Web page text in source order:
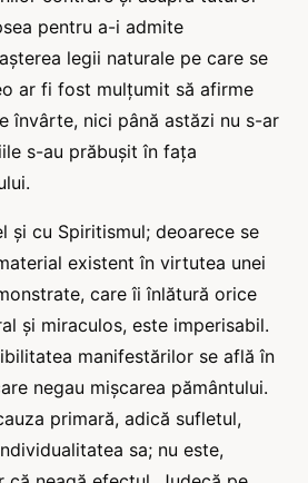
pentru a-i admite
legii naturale pe care se
ar fi fost mulțumit să afirme
învârte, nici până astăzi nu s-ar
s-au prăbușit în fața
și cu Spiritismul; deoarece se
existent în virtutea unei
care îi înlătură orice
și miraculos, este imperisabil.
manifestărilor se află în
negau mișcarea pământului.
primară, adică sufletul,
sa; nu este,